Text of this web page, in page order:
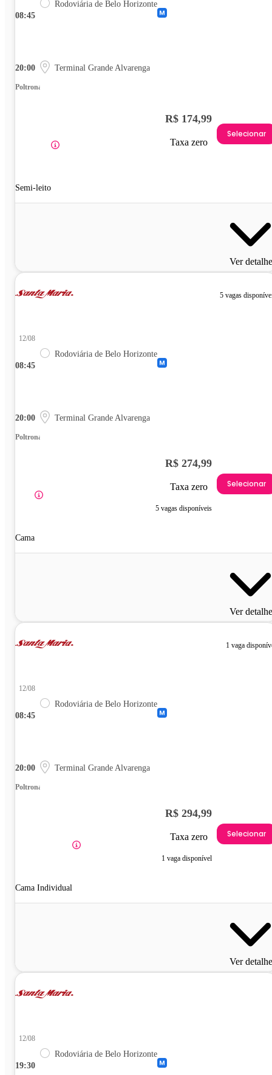
08:45
Rodoviária de Belo Horizonte
20:00 Terminal Grande Alvarenga
Poltrona
Semi-leito
R$ 174,99
Taxa zero
Selecionar
Ver
5 vagas
08:45
12/08
Rodoviária de Belo Horizonte
20:00 Terminal Grande Alvarenga
Poltrona
Cama
R$ 274,99
Taxa zero
5 vagas disponíveis
Selecionar
Ver
1 vaga
08:45
12/08
Rodoviária de Belo Horizonte
20:00 Terminal Grande Alvarenga
Poltrona
Cama Individual
R$ 294,99
Taxa zero
1 vaga disponível
Selecionar
Ver
19:30
12/08
Rodoviária de Belo Horizonte